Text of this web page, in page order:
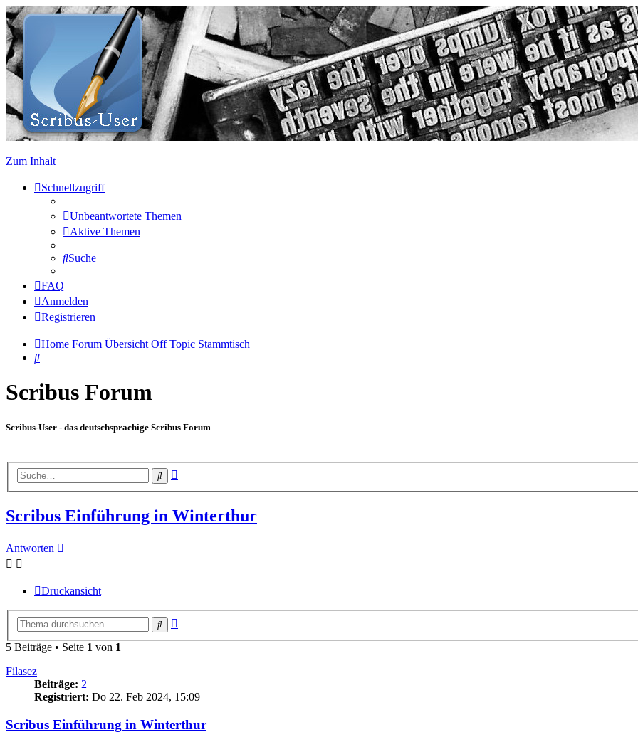
Zum Inhalt
Schnellzugriff
Unbeantwortete Themen
Aktive Themen
Suche
FAQ
Anmelden
Registrieren
Home Forum Übersicht Off Topic Stammtisch
Suche
Scribus Forum
Scribus-User - das deutschsprachige Scribus Forum
Suche
Scribus Einführung in Winterthur
Antworten
Druckansicht
Suche
5 Beiträge • Seite 1 von 1
Filasez
Beiträge: 2
Registriert: Do 22. Feb 2024, 15:09
Scribus Einführung in Winterthur